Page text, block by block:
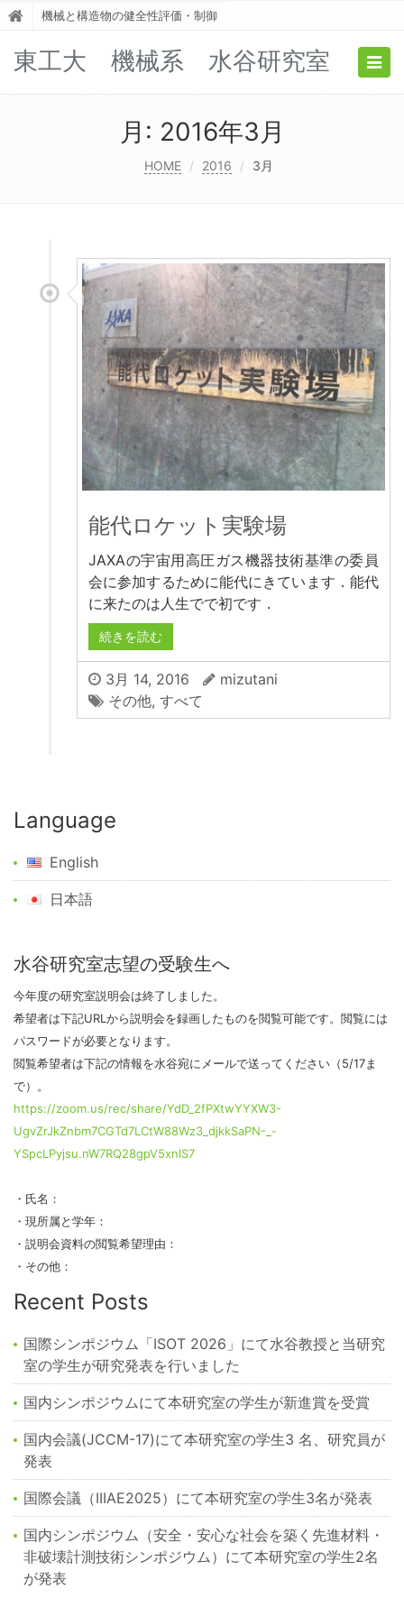
機械と構造物の健全性評価・制御
東工大 機械系 水谷研究室
月: 2016年3月
HOME 2016 3月
能代ロケット実験場
JAXAの宇宙用高圧ガス機器技術基準の委員
会に参加するために能代にきています．能代
に来たのは人生でで初です．
続きを読む
3月 14, 2016
mizutani
その他, すべて
Language
English
日本語
水谷研究室志望の受験生へ
今年度の研究室説明会は終了しました。
希望者は下記URLから説明会を録画したものを閲覧可能です。閲覧には
パスワードが必要となります。
閲覧希望者は下記の情報を水谷宛にメールで送ってください（5/17ま
で）。
https://zoom.us/rec/share/YdD_2fPXtwYYXW3-
UgvZrJkZnbm7CGTd7LCtW88Wz3_djkkSaPN-_-
YSpcLPyjsu.nW7RQ28gpV5xnlS7
・氏名：
・現所属と学年：
・説明会資料の閲覧希望理由：
・その他：
Recent Posts
国際シンポジウム「ISOT 2026」にて水谷教授と当研究
室の学生が研究発表を行いました
国内シンポジウムにて本研究室の学生が新進賞を受賞
国内会議(JCCM-17)にて本研究室の学生3 名、研究員が
発表
国際会議（IIIAE2025）にて本研究室の学生3名が発表
国内シンポジウム（安全・安心な社会を築く先進材料・
非破壊計測技術シンポジウム）にて本研究室の学生2名
が発表